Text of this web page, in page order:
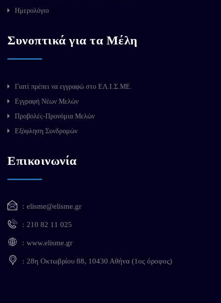
Ημερολόγιο
Συνοπτικά για τα Μέλη
Γιατί πρέπει να εγγραφώ στο ΕΛ.Ι.Σ.ΜΕ.
Εγγραφή Νέων Μελών
Προβολές-Προνόμια Μελών
Εξόφληση Συνδρομών
Επικοινωνία
elisme@elisme.gr
210 82 11 025
www.elisme.gr
28η Οκτωβρίου 88, 10430 Αθήνα (1ος όροφος)